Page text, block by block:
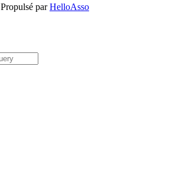
Propulsé parHelloAsso
Search